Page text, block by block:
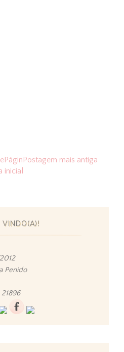
Postagem mais antiga
Págin
inicial
VINDO(A)!
Penido
21896